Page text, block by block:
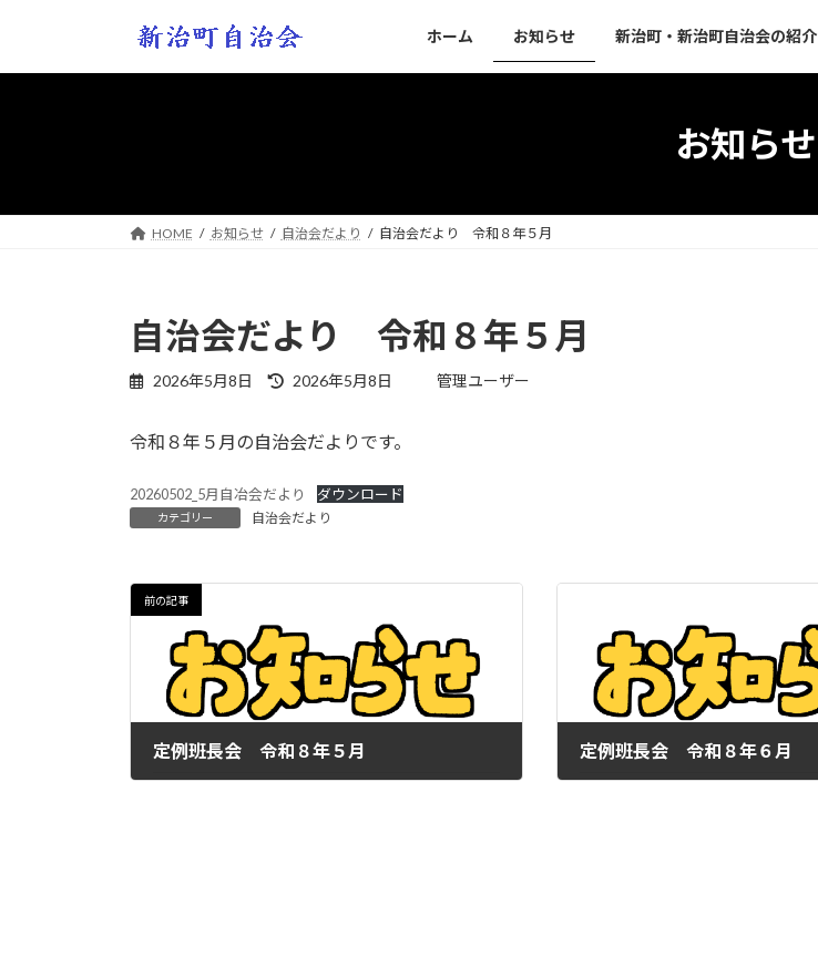
ホーム お知らせ 新治町・新治町自治会の紹介
お知らせ
HOME お知らせ 自治会だより 自治会だより 令和８年５月
自治会だより 令和８年５月
2026年5月8日
最
新
時
:
2026年5月8日 管理ユーザー
令和８年５月の自治会だよりです。
20260502_5月自冶会だより ダウンロード
カテゴリー 自治会だより
前の記事
定例班長会 令和８年５月 定例班長会 令和８年６月